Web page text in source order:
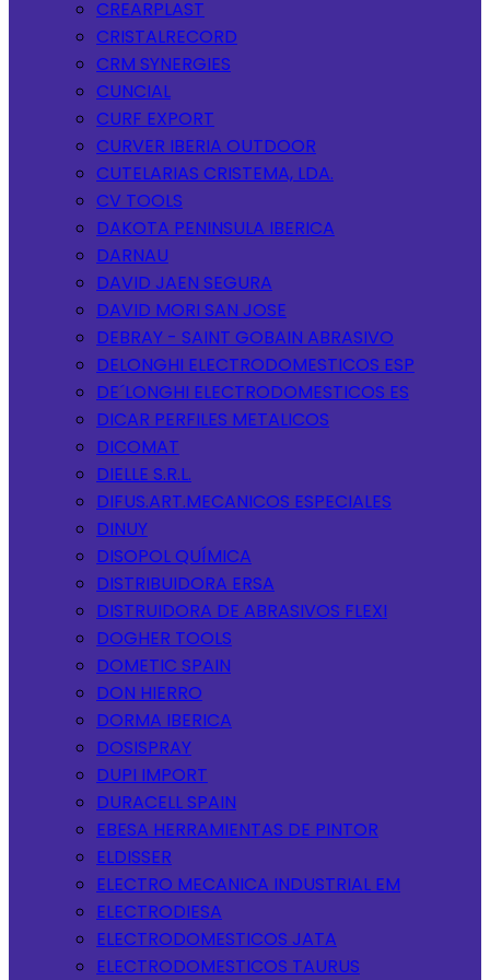
CREARPLAST
CRISTALRECORD
CRM SYNERGIES
CUNCIAL
CURF EXPORT
CURVER IBERIA OUTDOOR
CUTELARIAS CRISTEMA, LDA.
CV TOOLS
DAKOTA PENINSULA IBERICA
DARNAU
DAVID JAEN SEGURA
DAVID MORI SAN JOSE
DEBRAY - SAINT GOBAIN ABRASIVO
DELONGHI ELECTRODOMESTICOS ESP
DE´LONGHI ELECTRODOMESTICOS ES
DICAR PERFILES METALICOS
DICOMAT
DIELLE S.R.L.
DIFUS.ART.MECANICOS ESPECIALES
DINUY
DISOPOL QUÍMICA
DISTRIBUIDORA ERSA
DISTRUIDORA DE ABRASIVOS FLEXI
DOGHER TOOLS
DOMETIC SPAIN
DON HIERRO
DORMA IBERICA
DOSISPRAY
DUPI IMPORT
DURACELL SPAIN
EBESA HERRAMIENTAS DE PINTOR
ELDISSER
ELECTRO MECANICA INDUSTRIAL EM
ELECTRODIESA
ELECTRODOMESTICOS JATA
ELECTRODOMESTICOS TAURUS